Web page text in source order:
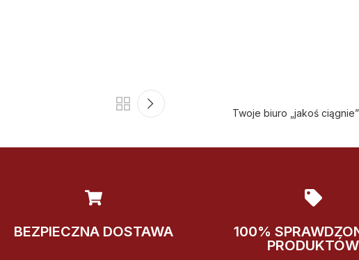
Twoje biuro „jakoś
BEZPIECZNA DOSTAWA
100%
PRODUKTÓW